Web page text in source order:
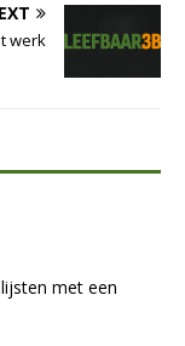
werk
met een